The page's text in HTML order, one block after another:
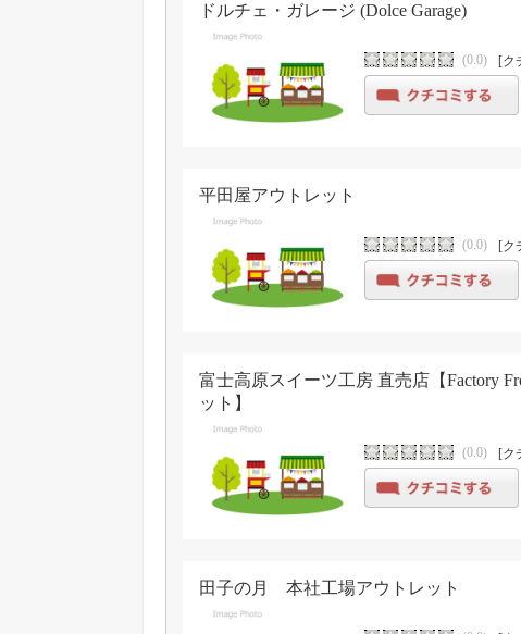
ドルチェ・ガレージ (Dolce Garage)
(0.0) [ク
平田屋アウトレット
(0.0) [ク
富士高原スイーツ工房 直売店【Factory
ット】
(0.0) [ク
田子の月 本社工場アウトレット